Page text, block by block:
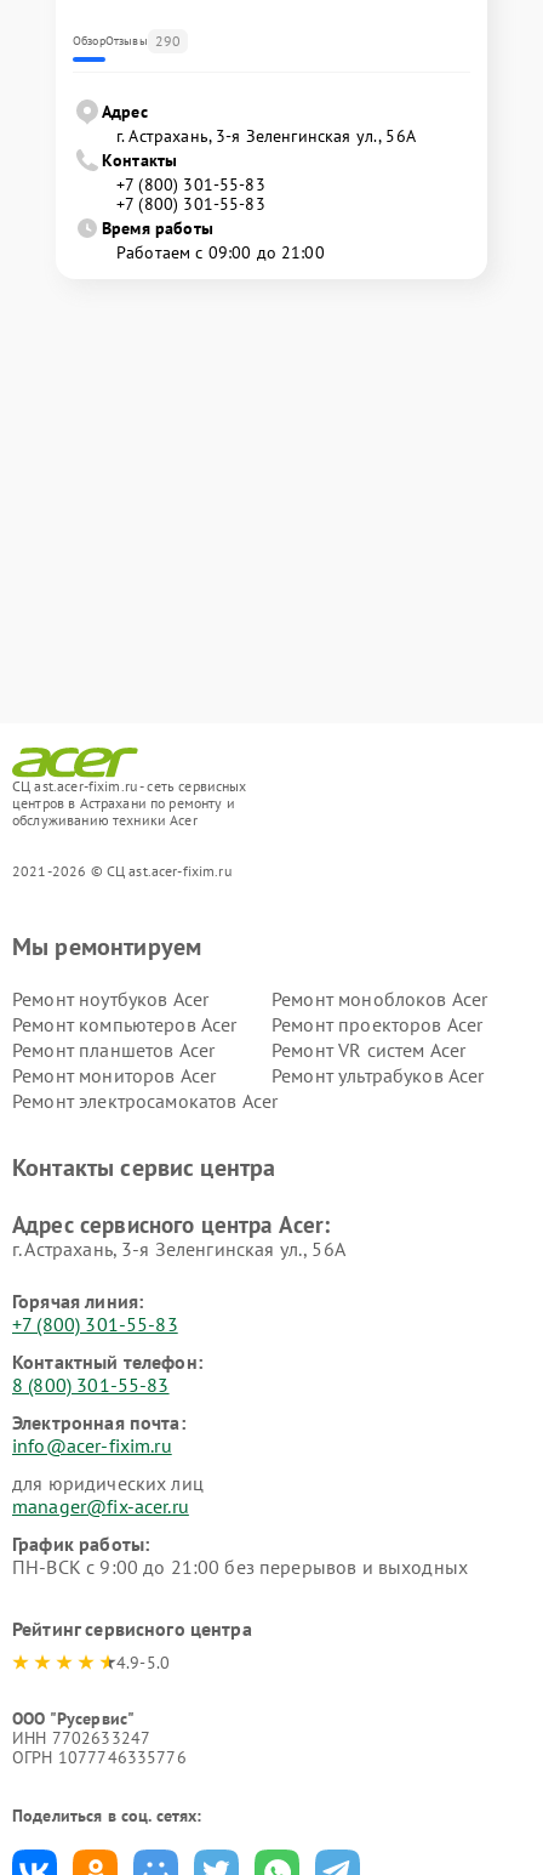
ОбзорОтзывы 290
Адрес
г. Астрахань, 3-я Зеленгинская ул., 56А
Контакты
+7 (800) 301-55-83
+7 (800) 301-55-83
Время работы
Работаем с 09:00 до 21:00
СЦ ast.acer-fixim.ru - сеть сервисных
центров в Астрахани по ремонту и
обслуживанию техники Acer
2021-2026 © СЦ ast.acer-fixim.ru
Мы ремонтируем
Ремонт ноутбуков Acer
Ремонт моноблоков Acer
Ремонт компьютеров Acer
Ремонт проекторов Acer
Ремонт планшетов Acer
Ремонт VR систем Acer
Ремонт мониторов Acer
Ремонт ультрабуков Acer
Ремонт электросамокатов Acer
Контакты сервис центра
Адрес сервисного центра Acer:
г. Астрахань, 3-я Зеленгинская ул., 56А
Горячая линия:
+7 (800) 301-55-83
Контактный телефон:
8 (800) 301-55-83
Электронная почта:
info@acer-fixim.ru
для юридических лиц
manager@fix-acer.ru
График работы:
ПН-ВСК с 9:00 до 21:00 без перерывов и выходных
Рейтинг сервисного центра
4.9-5.0
ООО "Русервис"
ИНН 7702633247
ОГРН 1077746335776
Поделиться в соц. сетях: